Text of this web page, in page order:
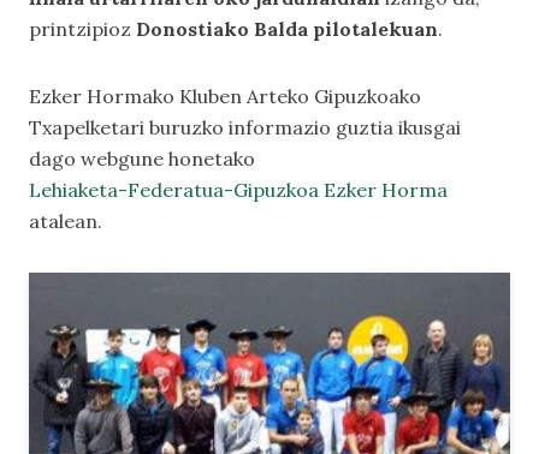
printzipioz Donostiako Balda pilotalekuan.
Ezker Hormako Kluben Arteko Gipuzkoako
Txapelketari buruzko informazio guztia ikusgai
dago webgune honetako
Lehiaketa-Federatua-Gipuzkoa Ezker Horma
atalean.